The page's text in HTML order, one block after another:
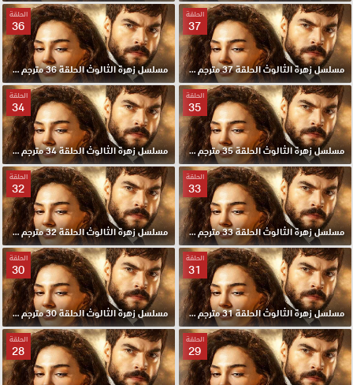
الحلقة
37
مسلسل زهرة الثالوث الحلقة 37 مترجم HD
الحلقة
36
مسلسل زهرة الثالوث الحلقة 36 مترجم HD
الحلقة
35
مسلسل زهرة الثالوث الحلقة 35 مترجم HD
الحلقة
34
مسلسل زهرة الثالوث الحلقة 34 مترجم HD
الحلقة
33
مسلسل زهرة الثالوث الحلقة 33 مترجم HD
الحلقة
32
مسلسل زهرة الثالوث الحلقة 32 مترجم HD
الحلقة
31
مسلسل زهرة الثالوث الحلقة 31 مترجم HD
الحلقة
30
مسلسل زهرة الثالوث الحلقة 30 مترجم HD
الحلقة
29
الحلقة
28